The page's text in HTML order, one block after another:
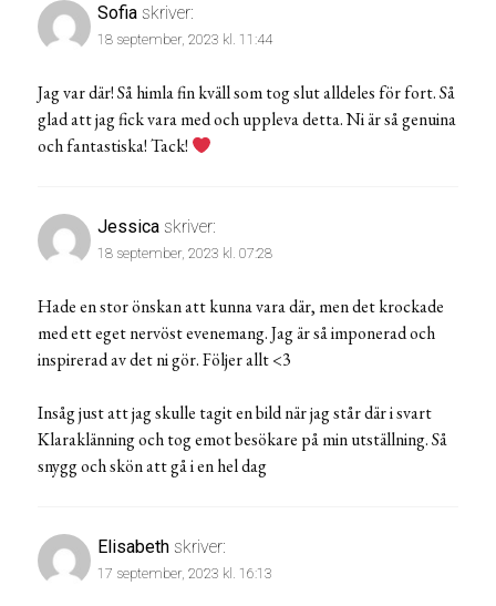
Sofia skriver:
18 september, 2023 kl. 11:44
Jag var där! Så himla fin kväll som tog slut alldeles för fort. Så
glad att jag fick vara med och uppleva detta. Ni är så genuina
och fantastiska! Tack!
Jessica skriver:
18 september, 2023 kl. 07:28
Hade en stor önskan att kunna vara där, men det krockade
med ett eget nervöst evenemang. Jag är så imponerad och
inspirerad av det ni gör. Följer allt <3
Insåg just att jag skulle tagit en bild när jag står där i svart
Klaraklänning och tog emot besökare på min utställning. Så
snygg och skön att gå i en hel dag
Elisabeth skriver:
17 september, 2023 kl. 16:13